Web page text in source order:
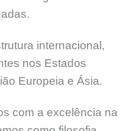
internacional,
nos Estados
Europeia e Ásia.
com a excelência na